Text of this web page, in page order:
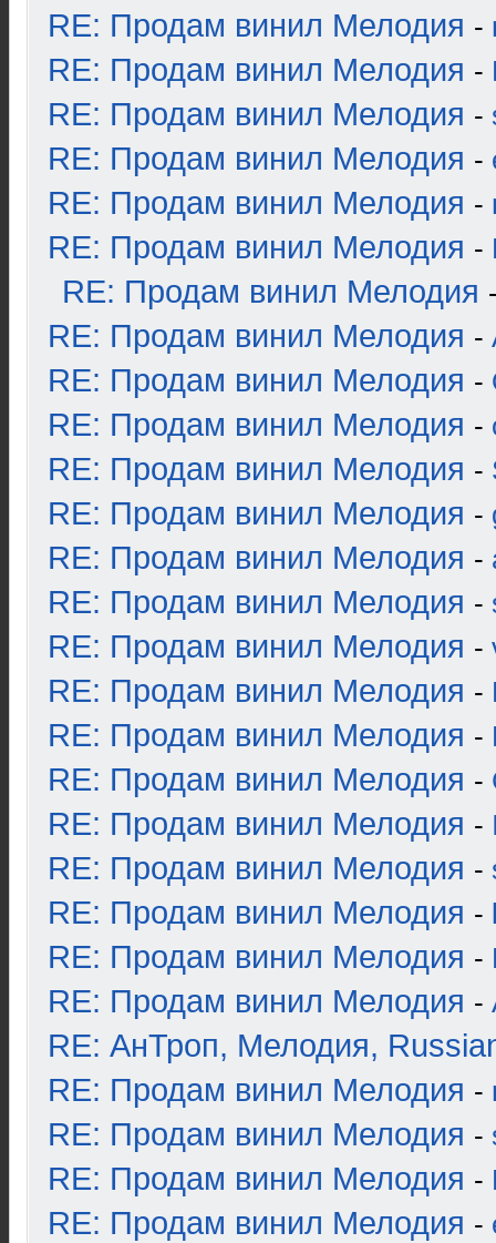
RE: Продам винил Мелодия -
RE: Продам винил Мелодия -
RE: Продам винил Мелодия -
RE: Продам винил Мелодия -
RE: Продам винил Мелодия -
RE: Продам винил Мелодия -
RE: Продам винил Мелодия
RE: Продам винил Мелодия -
RE: Продам винил Мелодия -
RE: Продам винил Мелодия -
RE: Продам винил Мелодия -
RE: Продам винил Мелодия -
RE: Продам винил Мелодия -
RE: Продам винил Мелодия -
RE: Продам винил Мелодия -
RE: Продам винил Мелодия -
RE: Продам винил Мелодия -
RE: Продам винил Мелодия -
RE: Продам винил Мелодия -
RE: Продам винил Мелодия -
RE: Продам винил Мелодия -
RE: Продам винил Мелодия -
RE: Продам винил Мелодия -
RE: АнТроп, Мелодия,
RE: Продам винил Мелодия -
RE: Продам винил Мелодия -
RE: Продам винил Мелодия -
RE: Продам винил Мелодия -